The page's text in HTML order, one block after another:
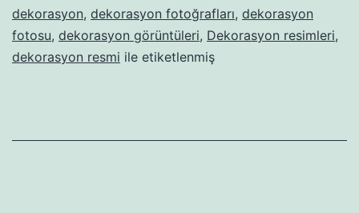
dekorasyon, dekorasyon fotoğrafları, dekorasyon
fotosu, dekorasyon görüntüleri, Dekorasyon resimleri,
dekorasyon resmi ile etiketlenmiş